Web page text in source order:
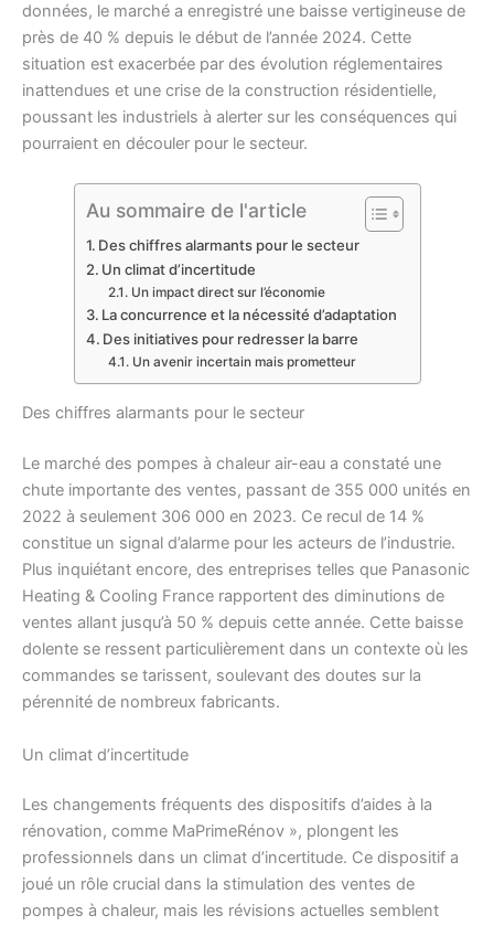
données, le marché a enregistré une baisse vertigineuse de
près de 40 % depuis le début de l’année 2024. Cette
situation est exacerbée par des évolution réglementaires
inattendues et une crise de la construction résidentielle,
poussant les industriels à alerter sur les conséquences qui
pourraient en découler pour le secteur.
Au sommaire de l'article
Des chiffres alarmants pour le secteur
Un climat d’incertitude
Un impact direct sur l’économie
La concurrence et la nécessité d’adaptation
Des initiatives pour redresser la barre
Un avenir incertain mais prometteur
Des chiffres alarmants pour le secteur
Le marché des pompes à chaleur air-eau a constaté une
chute importante des ventes, passant de 355 000 unités en
2022 à seulement 306 000 en 2023. Ce recul de 14 %
constitue un signal d’alarme pour les acteurs de l’industrie.
Plus inquiétant encore, des entreprises telles que Panasonic
Heating & Cooling France rapportent des diminutions de
ventes allant jusqu’à 50 % depuis cette année. Cette baisse
dolente se ressent particulièrement dans un contexte où les
commandes se tarissent, soulevant des doutes sur la
pérennité de nombreux fabricants.
Un climat d’incertitude
Les changements fréquents des dispositifs d’aides à la
rénovation, comme MaPrimeRénov », plongent les
professionnels dans un climat d’incertitude. Ce dispositif a
joué un rôle crucial dans la stimulation des ventes de
pompes à chaleur, mais les révisions actuelles semblent